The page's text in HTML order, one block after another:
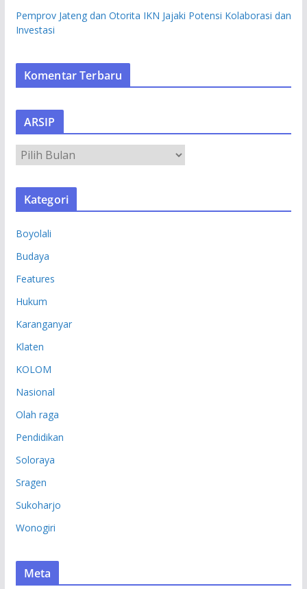
Pemprov Jateng dan Otorita IKN Jajaki Potensi Kolaborasi dan
Investasi
Komentar Terbaru
ARSIP
R
S
Kategori
Boyolali
Budaya
Features
Hukum
Karanganyar
Klaten
KOLOM
Nasional
Olah raga
Pendidikan
Soloraya
Sragen
Sukoharjo
Wonogiri
Meta